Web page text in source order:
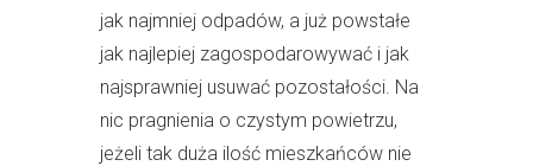
jak najmniej odpadów, a już powstałe
jak najlepiej zagospodarowywać i jak
najsprawniej usuwać pozostałości. Na
nic pragnienia o czystym powietrzu,
jeżeli tak duża ilość mieszkańców nie